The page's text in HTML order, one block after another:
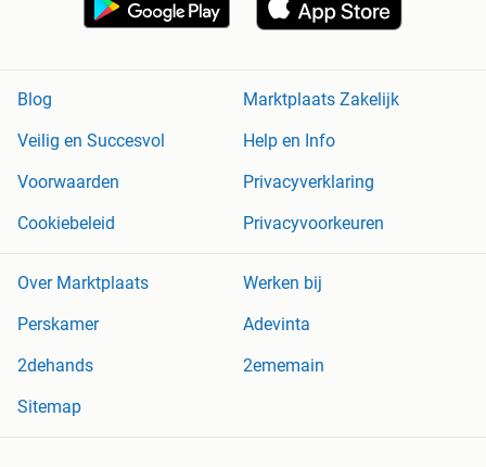
Blog
Marktplaats Zakelijk
Veilig en Succesvol
Help en Info
Voorwaarden
Privacyverklaring
Cookiebeleid
Privacyvoorkeuren
Over Marktplaats
Werken bij
Perskamer
Adevinta
2dehands
2ememain
Sitemap